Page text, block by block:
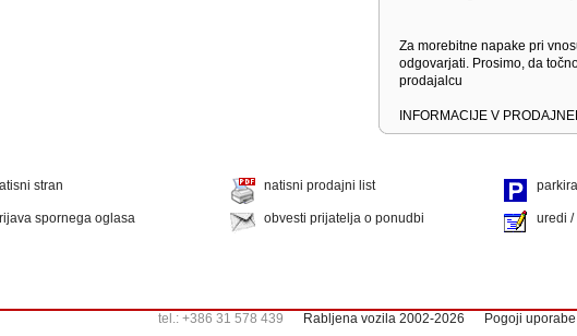
Za morebitne napake pri
odgovarjati. Prosimo, da
prodajalcu
INFORMACIJE V
stran natisni prodajni list
spornega oglasa obvesti prijatelja o ponudbi uredi /
tel.: +386 31 578 439 Rabljena vozila 2002-2026 Pogoji uporabe